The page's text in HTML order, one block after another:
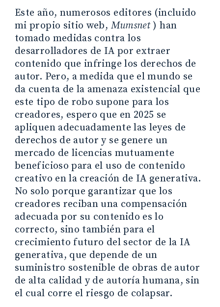
Este año, numerosos editores (incluido
mi propio sitio web, Mumsnet) han
tomado medidas contra los
desarrolladores de IA por extraer
contenido que infringe los derechos de
autor. Pero, a medida que el mundo se
da cuenta de la amenaza existencial que
este tipo de robo supone para los
creadores, espero que en 2025 se
apliquen adecuadamente las leyes de
derechos de autor y se genere un
mercado de licencias mutuamente
beneficioso para el uso de contenido
creativo en la creación de IA generativa.
No solo porque garantizar que los
creadores reciban una compensación
adecuada por su contenido es lo
correcto, sino también para el
crecimiento futuro del sector de la IA
generativa, que depende de un
suministro sostenible de obras de autor
de alta calidad y de autoría humana, sin
el cual corre el riesgo de colapsar.